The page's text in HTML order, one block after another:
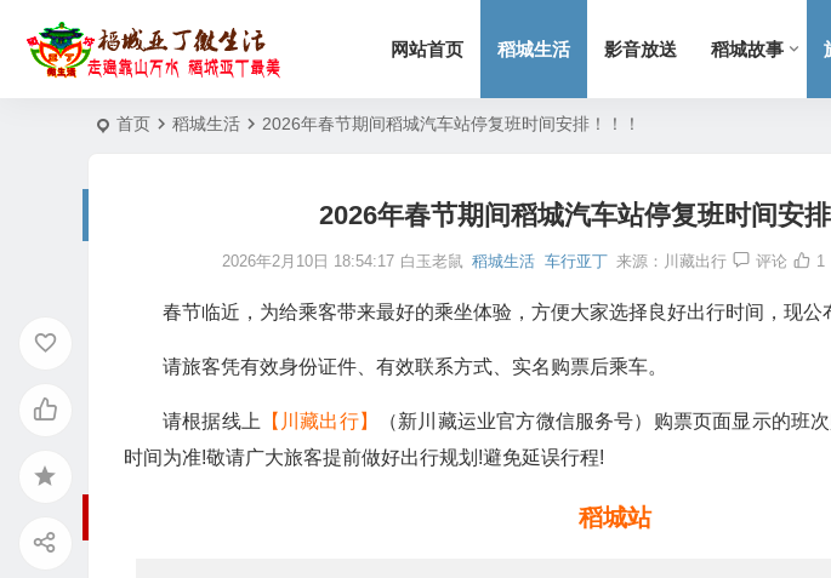
网站首页 稻城生活 影音放送 稻城故事
首页 稻城生活 2026年春节期间稻城汽车站停复班时间安排！！！
2026年春节期间稻城汽车站停复班时间安排
2026年2月10日 18:54:17 白玉老鼠 稻城生活 车行亚丁 来源： 川藏出行 评论 1
春节临近，为给乘客带来最好的乘坐体验，方便大家选择良好出行时间，现
请旅客凭有效身份证件、有效联系方式、实名购票后乘车。
请根据线上 【川藏出行】
（新川藏运业官方微信服务号）购票页面显示的班
时间为准!敬请广大旅客提前做好出行规划!避免延误行程!
稻城站